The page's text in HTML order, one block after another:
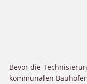
Bevor die
kommunalen